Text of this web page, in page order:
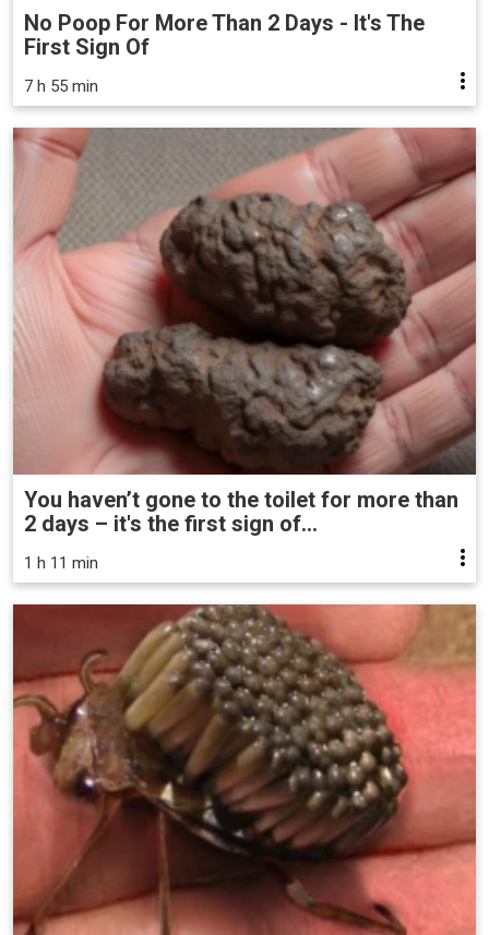
No Poop For More Than 2 Days - It's The
First Sign Of
7 h 55 min
You haven’t gone to the toilet for more than
2 days – it's the first sign of...
1 h 11 min